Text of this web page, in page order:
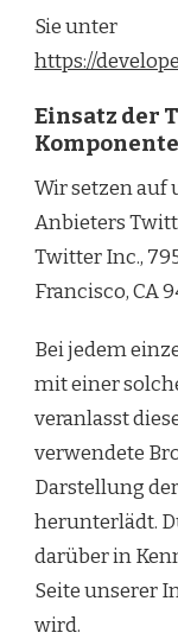
Sie unter
https://
Einsatz der
Wir setzen auf
Anbieters
Twitter Inc.,
Francisco, CA
Bei jedem
mit einer
veranlasst
verwendete
Darstellung
herunterlädt.
darüber in
Seite unserer
wird.